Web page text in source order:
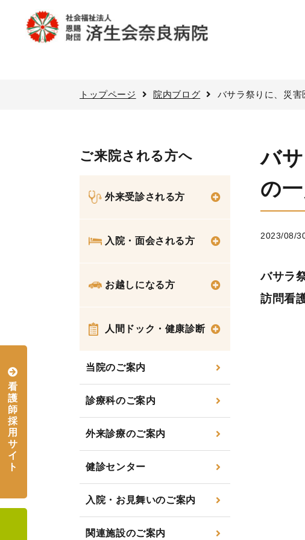
トップページ 院内ブログ バサラ祭りに、災
バ
の
2023/08/
バサラ
訪問看
ご来院される方へ
外来受診される方
入院・面会される方
お越しになる方
人間ドック・健康診断
当院のご案内
診療科のご案内
外来診療のご案内
健診センター
入院・お見舞いのご案内
関連施設のご案内
看
護
師
採
用
サ
イ
ト